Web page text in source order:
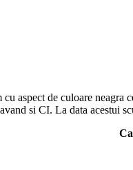
cu aspect de culoare neagra
si CI. La data acestui